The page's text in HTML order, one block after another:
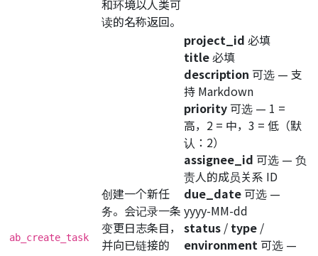
和环境以人类可
读的名称返回。
ab_create_task
创建一个新任
务。会记录一条
变更日志条目，
并向已链接的
project_id 必填
title必填
description 可选 — 支
持 Markdown
priority 可选 — 1 =
高，2 = 中，3 = 低（默
认：2）
assignee_id 可选 — 负
责人的成员关系 ID
due_date 可选 —
yyyy-MM-dd
status / type /
environment 可选 —